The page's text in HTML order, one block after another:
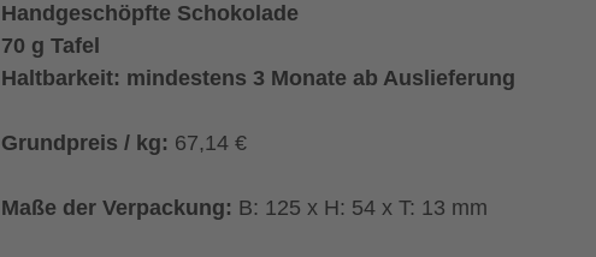
Handgeschöpfte Schokolade
70 g Tafel
Haltbarkeit: mindestens 3 Monate ab Auslieferung
Grundpreis / kg: 67,14 €
Maße der Verpackung: B: 125 x H: 54 x T: 13 mm